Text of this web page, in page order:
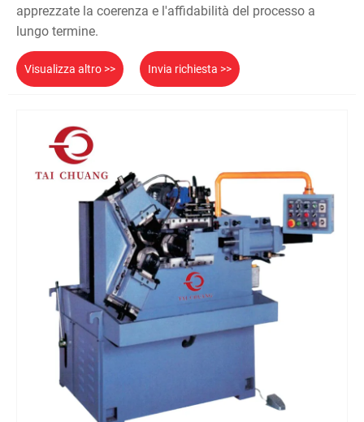
apprezzate la coerenza e l'affidabilità del processo a
lungo termine.
Visualizza altro >> Invia richiesta >>